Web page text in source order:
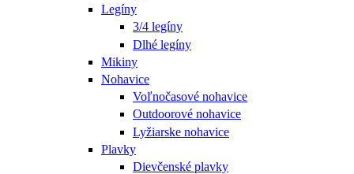
Legíny
3/4 legíny
Dlhé legíny
Mikiny
Nohavice
Voľnočasové nohavice
Outdoorové nohavice
Lyžiarske nohavice
Plavky
Dievčenské plavky